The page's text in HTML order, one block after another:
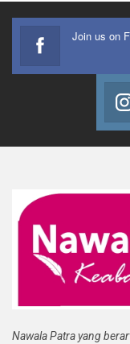
Join us on
Nawala Patra yang